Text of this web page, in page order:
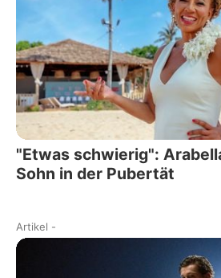
"Etwas schwierig":
Sohn in der Pubertät
Artikel -